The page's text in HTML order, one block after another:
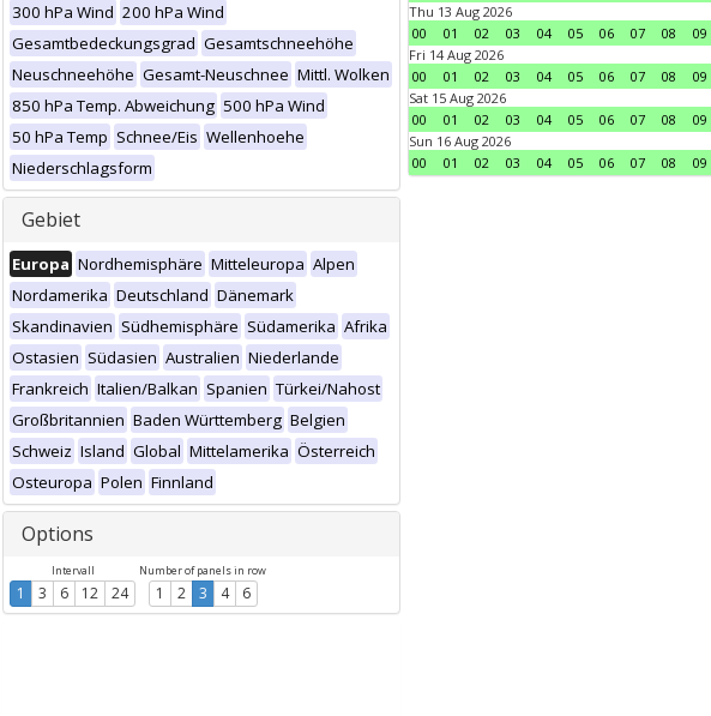
300 hPa Wind 200 hPa Wind
Gesamtbedeckungsgrad Gesamtschneehöhe
Neuschneehöhe Gesamt-Neuschnee Mittl. Wolken
850 hPa Temp. Abweichung 500 hPa Wind
50 hPa Temp Schnee/Eis Wellenhoehe
Niederschlagsform
Gebiet
Europa Nordhemisphäre Mitteleuropa Alpen
Nordamerika Deutschland Dänemark
Skandinavien Südhemisphäre Südamerika Afrika
Ostasien Südasien Australien Niederlande
Frankreich Italien/Balkan Spanien Türkei/Nahost
Großbritannien Baden Württemberg Belgien
Schweiz Island Global Mittelamerika Österreich
Osteuropa Polen Finnland
Options
Intervall
1 3 6 12 24
Number of panels in row
1 2 3 4 6
Thu 13 Aug 2026
00
01 02 03 04 05 06 07 08 09
Fri 14 Aug 2026
00
01 02 03 04 05 06 07 08 09
Sat 15 Aug 2026
00
01 02 03 04 05 06 07 08 09
Sun 16 Aug 2026
00
01 02 03 04 05 06 07 08 09